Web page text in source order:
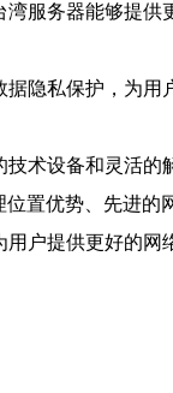
服务器能够提供
隐私保护，为用
术设备和灵活的
置优势、先进
户提供更好的网